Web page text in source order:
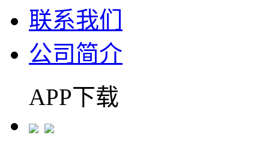
联系我们
公司简介
APP下载